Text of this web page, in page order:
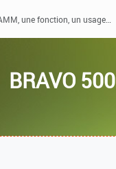
BRAVO 500